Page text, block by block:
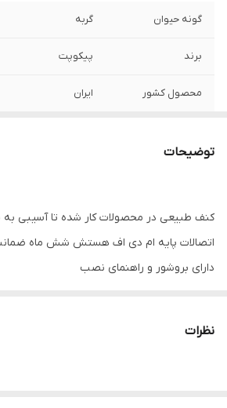
گونه حیوان گربه
برند پیکوپت
محصول کشور ایران
توضیحات
كنف طبيعى در محصولات کار شده تا آسیبی به
اتصالات پايه ام دى اف هستش شش ماه
داراى بروشور و راهنمای نصب
قطعات جدا شونده
نظرات